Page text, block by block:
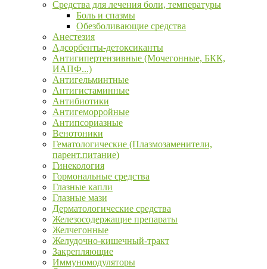
Средства для лечения боли, температуры
Боль и спазмы
Обезболивающие средства
Анестезия
Адсорбенты-детоксиканты
Антигипертензивные (Мочегонные, БКК,
ИАПФ...)
Антигельминтные
Антигистаминные
Антибиотики
Антигеморройные
Антипсориазные
Венотоники
Гематологические (Плазмозаменители,
парент.питание)
Гинекология
Гормональные средства
Глазные капли
Глазные мази
Дерматологические средства
Железосодержащие препараты
Желчегонные
Желудочно-кишечный-тракт
Закрепляющие
Иммуномодуляторы